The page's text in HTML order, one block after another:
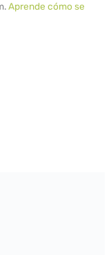
Aprende cómo se